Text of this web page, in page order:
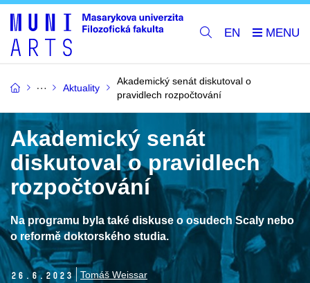
EN
Aktuality
Akademický senát diskutoval o
pravidlech rozpočtování
Akademický senát
diskutoval o pravidlech
rozpočtování
Na programu byla také diskuse o osudech Scaly nebo
o reformě doktorského studia.
26. 6.2023 Tomáš Weissar